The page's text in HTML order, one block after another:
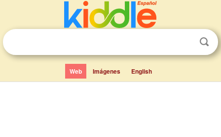
Web Imágenes English